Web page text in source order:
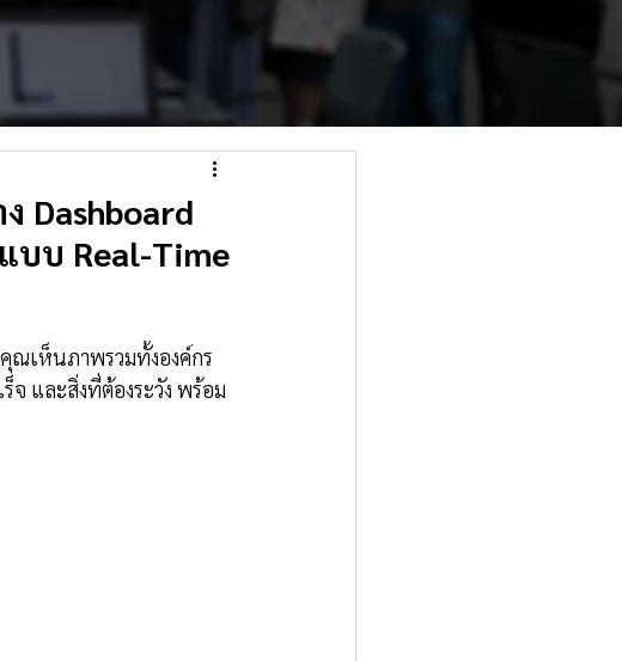
Dashboard
บบ Real-Time
ณเห็นภาพรวมทั้งองค์กร
จ และสิ่งที่ต้องระวัง พร้อม